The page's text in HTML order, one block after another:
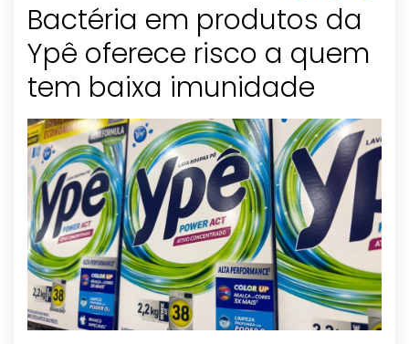
Bactéria em produtos da
Ypê oferece risco a quem
tem baixa imunidade